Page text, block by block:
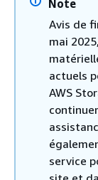
Note
Avis de
mai
actuels
AWS
service